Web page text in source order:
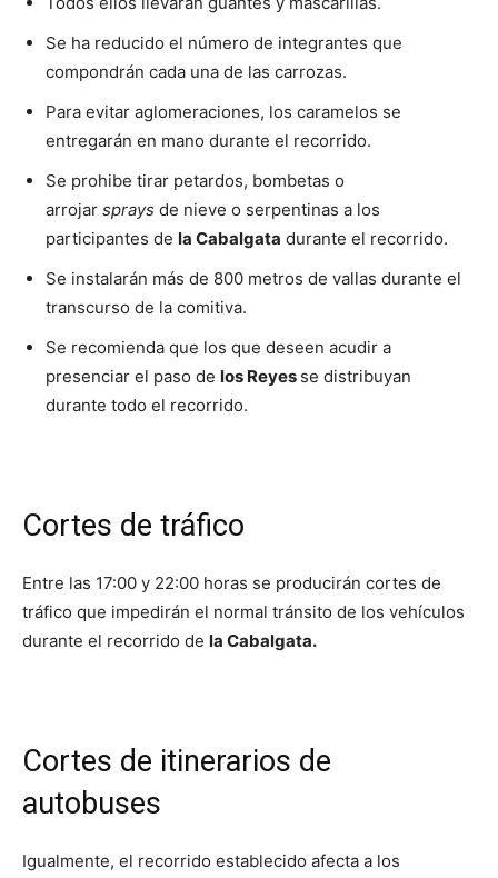
Se ha reducido el número de integrantes que
compondrán cada una de las carrozas.
Para evitar aglomeraciones, los caramelos se
entregarán en mano durante el recorrido.
Se prohibe tirar petardos, bombetas o
arrojar sprays de nieve o serpentinas a los
participantes de la Cabalgata durante el recorrido.
Se instalarán más de 800 metros de vallas durante el
transcurso de la comitiva.
Se recomienda que los que deseen acudir a
presenciar el paso de los Reyes se distribuyan
durante todo el recorrido.
Cortes de tráfico
Entre las 17:00 y 22:00 horas se producirán cortes de
tráfico que impedirán el normal tránsito de los vehículos
durante el recorrido de la Cabalgata.
Cortes de itinerarios de
autobuses
Igualmente, el recorrido establecido afecta a los